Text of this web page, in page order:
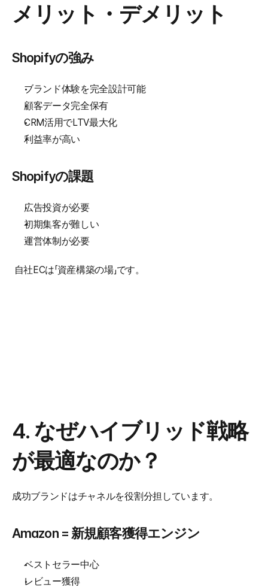
メリット・デメリット
Shopifyの強み
ブランド体験を完全設計可能
顧客データ完全保有
CRM活用でLTV最大化
利益率が高い
Shopifyの課題
広告投資が必要
初期集客が難しい
運営体制が必要
自社ECは「資産構築の場」です。
4. なぜハイブリッド戦略
が最適なのか？
成功ブランドはチャネルを役割分担しています。
Amazon = 新規顧客獲得エンジン
ベストセラー中心
レビュー獲得